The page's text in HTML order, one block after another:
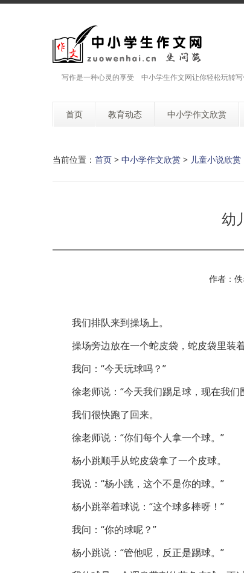
写作是一种心灵的享受 中小学生作文网让你轻松玩转
首页 教育动态 中小学作文欣赏
当前位置： 首页 > 中小学作文欣赏 > 儿童小说欣赏
幼
作者：
我们排队来到操场上。
操场旁边放在一个蛇皮袋，蛇皮袋里装
我问：“今天玩球吗？”
徐老师说：“今天我们踢足球，现在我们
我们很快跑了回来。
徐老师说：“你们每个人拿一个球。”
杨小跳顺手从蛇皮袋拿了一个皮球。
我说：“杨小跳，这个不是你的球。”
杨小跳举着球说：“这个球多棒呀！”
我问：“你的球呢？”
杨小跳说：“管他呢，反正是踢球。”